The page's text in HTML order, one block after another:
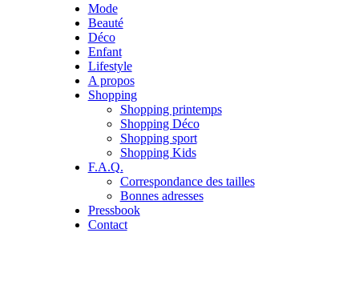
Mode
Beauté
Déco
Enfant
Lifestyle
A propos
Shopping
Shopping printemps
Shopping Déco
Shopping sport
Shopping Kids
F.A.Q.
Correspondance des tailles
Bonnes adresses
Pressbook
Contact